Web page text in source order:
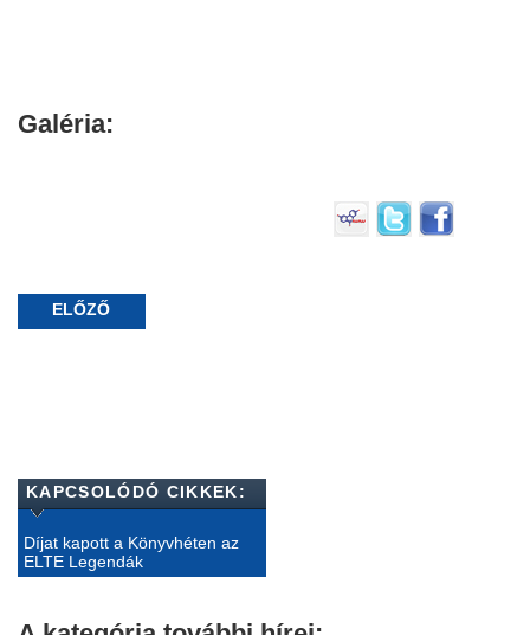
Galéria:
ELŐZŐ
KAPCSOLÓDÓ CIKKEK:
Díjat kapott a Könyvhéten az
ELTE Legendák